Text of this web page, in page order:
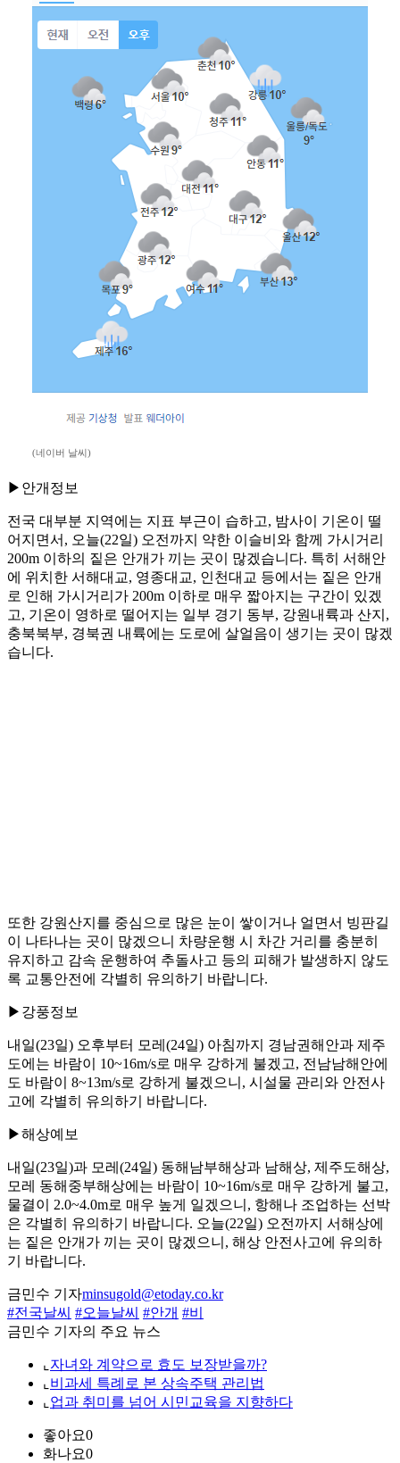
(네이버 날씨)
▶안개정보
전국 대부분 지역에는 지표 부근이 습하고, 밤사이 기온이 떨
어지면서, 오늘(22일) 오전까지 약한 이슬비와 함께 가시거리
200m 이하의 짙은 안개가 끼는 곳이 많겠습니다. 특히 서해안
에 위치한 서해대교, 영종대교, 인천대교 등에서는 짙은 안개
로 인해 가시거리가 200m 이하로 매우 짧아지는 구간이 있겠
고, 기온이 영하로 떨어지는 일부 경기 동부, 강원내륙과 산지,
충북북부, 경북권 내륙에는 도로에 살얼음이 생기는 곳이 많겠
습니다.
또한 강원산지를 중심으로 많은 눈이 쌓이거나 얼면서 빙판길
이 나타나는 곳이 많겠으니 차량운행 시 차간 거리를 충분히
유지하고 감속 운행하여 추돌사고 등의 피해가 발생하지 않도
록 교통안전에 각별히 유의하기 바랍니다.
▶강풍정보
내일(23일) 오후부터 모레(24일) 아침까지 경남권해안과 제주
도에는 바람이 10~16m/s로 매우 강하게 불겠고, 전남남해안에
도 바람이 8~13m/s로 강하게 불겠으니, 시설물 관리와 안전사
고에 각별히 유의하기 바랍니다.
▶해상예보
내일(23일)과 모레(24일) 동해남부해상과 남해상, 제주도해상,
모레 동해중부해상에는 바람이 10~16m/s로 매우 강하게 불고,
물결이 2.0~4.0m로 매우 높게 일겠으니, 항해나 조업하는 선박
은 각별히 유의하기 바랍니다. 오늘(22일) 오전까지 서해상에
는 짙은 안개가 끼는 곳이 많겠으니, 해상 안전사고에 유의하
기 바랍니다.
금민수 기자minsugold@etoday.co.kr
#전국날씨 #오늘날씨 #안개 #비
금민수 기자의 주요 뉴스
⌞ 자녀와 계약으로 효도 보장받을까?
⌞ 비과세 특례로 본 상속주택 관리법
⌞ 업과 취미를 넘어 시민교육을 지향하다
좋아요0
화나요0